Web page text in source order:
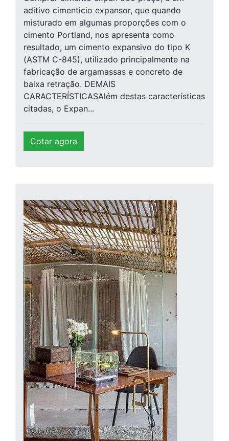
aditivo cimenticio expansor, que quando
misturado em algumas proporções com o
cimento Portland, nos apresenta como
resultado, um cimento expansivo do tipo K
(ASTM C-845), utilizado principalmente na
fabricação de argamassas e concreto de
baixa retração. DEMAIS
CARACTERÍSTICASAlém destas características
citadas, o Expan...
Cotar agora